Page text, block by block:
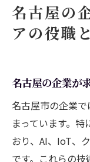
名古屋の
アの役職
名古屋の企業が
名古屋市の企業
まっています。
おり、AI、IoT、
です。これらの